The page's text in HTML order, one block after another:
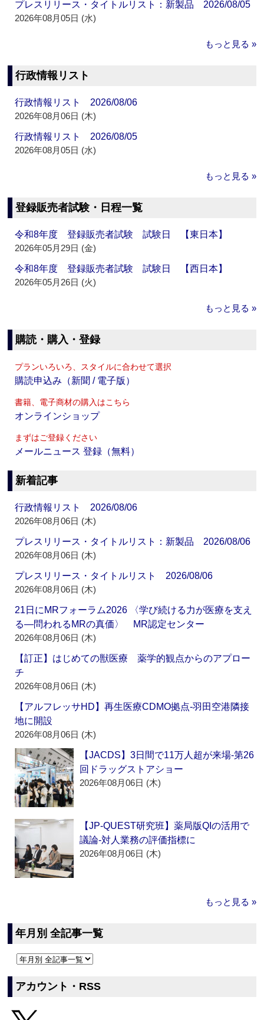
プレスリリース・タイトルリスト：新製品 2026/08/05
2026年08月05日 (水)
もっと見る »
行政情報リスト
行政情報リスト 2026/08/06
2026年08月06日 (木)
行政情報リスト 2026/08/05
2026年08月05日 (水)
もっと見る »
登録販売者試験・日程一覧
令和8年度 登録販売者試験 試験日 【東日本】
2026年05月29日 (金)
令和8年度 登録販売者試験 試験日 【西日本】
2026年05月26日 (火)
もっと見る »
購読・購入・登録
プランいろいろ、スタイルに合わせて選択
購読申込み（新聞 / 電子版）
書籍、電子商材の購入はこちら
オンラインショップ
まずはご登録ください
メールニュース 登録（無料）
新着記事
行政情報リスト 2026/08/06
2026年08月06日 (木)
プレスリリース・タイトルリスト：新製品 2026/08/06
2026年08月06日 (木)
プレスリリース・タイトルリスト 2026/08/06
2026年08月06日 (木)
21日にMRフォーラム2026 〈学び続ける力が医療を支え
る―問われるMRの真価〉 MR認定センター
2026年08月06日 (木)
【訂正】はじめての獣医療 薬学的観点からのアプロー
チ
2026年08月06日 (木)
【アルフレッサHD】再生医療CDMO拠点‐羽田空港隣接
地に開設
2026年08月06日 (木)
【JACDS】3日間で11万人超が来場‐第26
回ドラッグストアショー
2026年08月06日 (木)
【JP-QUEST研究班】薬局版QIの活用で
議論‐対人業務の評価指標に
2026年08月06日 (木)
もっと見る »
年月別 全記事一覧
アカウント・RSS